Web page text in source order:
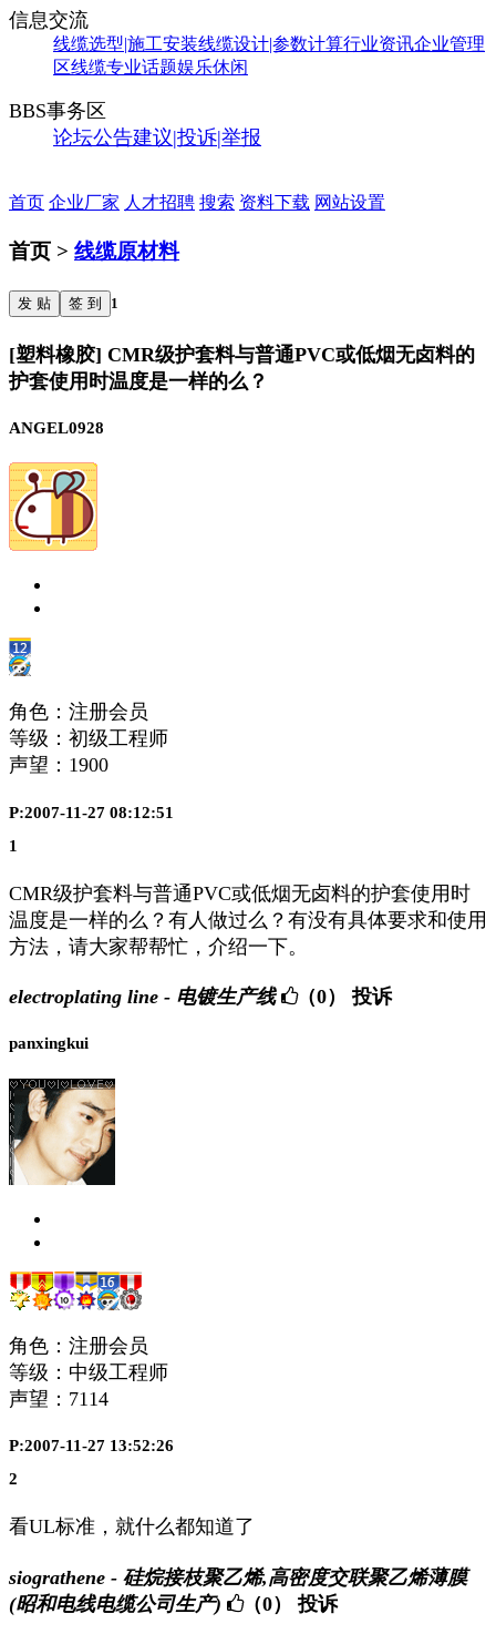
信息交流
线缆选型|施工安装线缆设计|参数计算行业资讯企业管理
区线缆专业话题娱乐休闲
BBS事务区
论坛公告建议|投诉|举报
首页 企业厂家 人才招聘 搜索 资料下载 网站设置
首页 > 线缆原材料
发 贴 签 到 1
[塑料橡胶] CMR级护套料与普通PVC或低烟无卤料的
护套使用时温度是一样的么？
ANGEL0928
角色：注册会员
等级：初级工程师
声望： 1900
P:2007-11-27 08:12:51
1
CMR级护套料与普通PVC或低烟无卤料的护套使用时
温度是一样的么？有人做过么？有没有具体要求和使用
方法，请大家帮帮忙，介绍一下。
electroplating line - 电镀生产线 （0） 投诉
panxingkui
角色：注册会员
等级：中级工程师
声望： 7114
P:2007-11-27 13:52:26
2
看UL标准，就什么都知道了
siograthene - 硅烷接枝聚乙烯,高密度交联聚乙烯薄膜
(昭和电线电缆公司生产)
（0） 投诉